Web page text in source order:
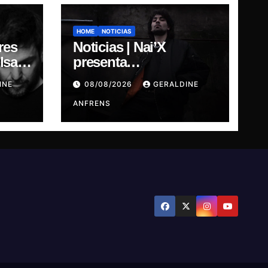
HOME NOTICIAS
Noticias | Nai’X
presenta
“DIMENSIONAL
GODS.
08/08/2026 GERALDINE
ANFRENS